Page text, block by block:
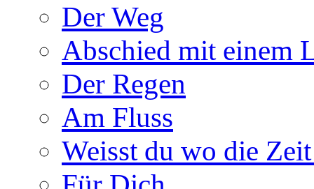
Der Weg
Abschied mit einem
Der Regen
Am Fluss
Weisst du wo die